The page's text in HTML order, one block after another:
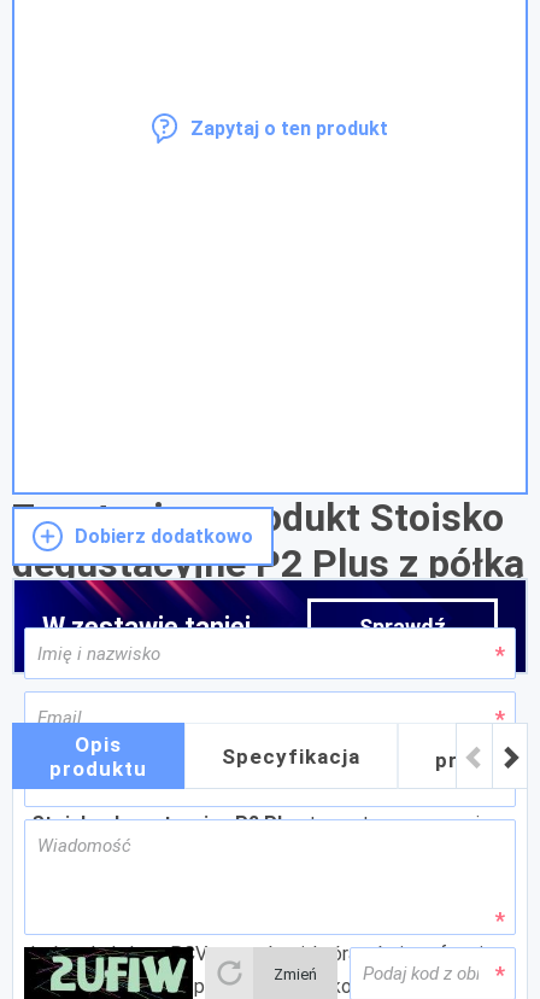
Zapytaj o ten produkt
Zapytanie o produkt Stoisko
degustacyjne P2 Plus z półką
Zmień
Dobierz dodatkowo
W zestawie taniej
Opis
produktu
Specyfikacja
Stoisko degustacyjne P2 Plusto system promocyjny
wyjątkowo popularny podczas degustacji w super i
który okala bryt PCV oraz górnej, która góruje w formie
reklamowego transparentu. Całość kojarzy dość